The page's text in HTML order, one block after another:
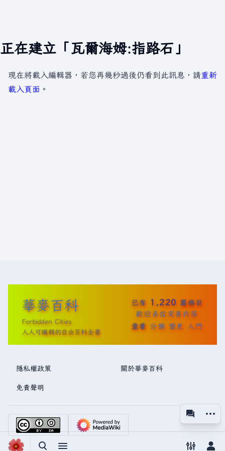
正在建立「瓦爾海姆:指路石」
視圖
更多
現在將載入編輯器，若您再幾秒過後仍看到此訊息，請重新
載入頁面 。
華麥百科
Forbidden Cities
人人可編輯的自由百科全書
已有 1,220 篇條目
歡迎各位完善內容
查看 分類 變更 入門
隱私權政策 關於華麥百科
免責聲明